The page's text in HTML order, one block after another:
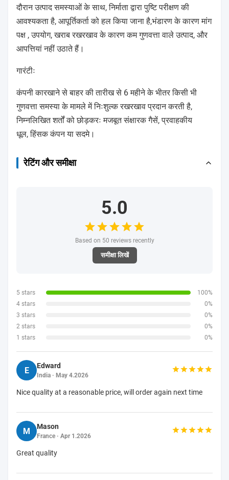
4) पेशेवर पैकेजिंग
4) उत्पादन के दौरान फोटो/
5) शिपमेंट में देरी नहीं
5) लोडिंग निरीक्षण और लोडिंग
शिपमेंट से पहले
दौरान उत्पाद समस्याओं के साथ, निर्माता द्वारा पुष्टि परीक्षण की
आवश्यकता है, आपूर्तिकर्ता को हल किया जाना है,भंडारण के कारण मांग
पक्ष , उपयोग, खराब रखरखाव के कारण कम गुणवत्ता वाले उत्पाद, और
आपत्तियां नहीं उठाते हैं।
गारंटीः
कंपनी कारखाने से बाहर की तारीख से 6 महीने के भीतर किसी भी
गुणवत्ता समस्या के मामले में निःशुल्क रखरखाव प्रदान करती है,
निम्नलिखित शर्तों को छोड़करः मजबूत संक्षारक गैसें, प्रवाहकीय
धूल, हिंसक कंपन या सदमे।
रेटिंग और समीक्षा
5.0
Based on 50 reviews recently
समीक्षा लिखें
5 stars
100%
4 stars
0%
3 stars
0%
2 stars
0%
1 stars
0%
E Edward
India · May 4.2026
Nice quality at a reasonable price, will order again next time
M Mason
France · Apr 1.2026
Great quality